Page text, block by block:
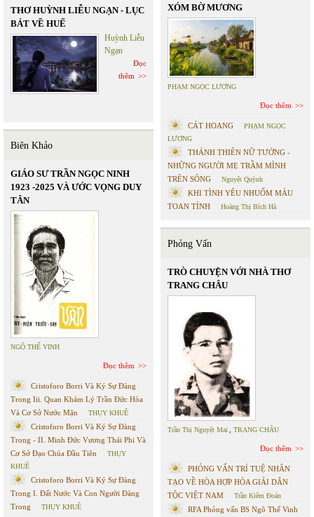
THƠ HUỲNH LIỄU NGẠN - LỤC
BÁT VỀ HUẾ
Huỳnh Liễu
Ngạn
Đọc
thêm
Biên Khảo
GIÁO SƯ TRẦN NGỌC NINH
1923 -2025 VÀ ƯỚC VỌNG DUY
TÂN
NGÔ THẾ VINH
Đọc thêm
Cristoforo Borri Và Ký Sự Đàng
Trong Iii. Quan Khám Lý Trần Đức Hòa
Và Cơ Sở Nước Mặn
THỤY KHUÊ
Cristoforo Borri Và Ký Sự Đàng
Trong - II. Minh Đức Vương Thái Phi Và
Cơ Sở Đạo Chúa Đầu Tiên
THỤY
KHUÊ
Cristoforo Borri Và Ký Sự Đàng
Trong I. Đất Nước Và Con Người Đàng
Trong
THỤY KHUÊ
XÓM BỜ MƯƠNG
PHẠM NGỌC LƯƠNG
Đọc thêm
CÁT HOANG
PHẠM NGỌC
LƯƠNG
THÁNH THIÊN NỮ TƯỚNG -
NHỮNG NGƯỜI MẸ TRẦM MÌNH
TRÊN SÔNG
Nguyệt Quỳnh
KHI TÌNH YÊU NHUỐM MÀU
TOAN TÍNH
Hoàng Thị Bích Hà
Phỏng Vấn
TRÒ CHUYỆN VỚI NHÀ THƠ
TRANG CHÂU
Trần Thị Nguyệt Mai TRANG CHÂU
Đọc thêm
PHỎNG VẤN TRÍ TUỆ NHÂN
TẠO VỀ HÒA HỢP HÒA GIẢI DÂN
TỘC VIỆT NAM
Trần Kiêm Đoàn
RFA Phỏng vấn BS Ngô Thế Vinh